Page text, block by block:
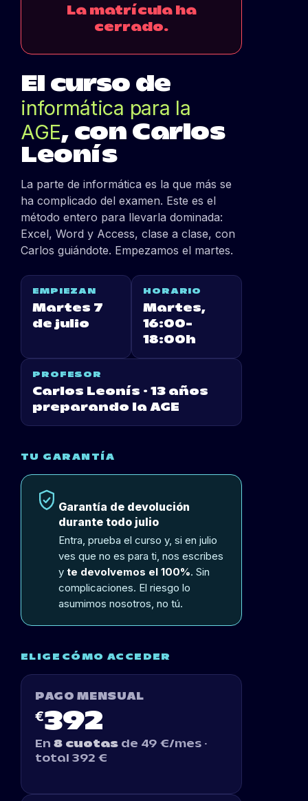
La matrícula ha
cerrado.
El curso de
informática para la
AGE, con Carlos
Leonís
La parte de informática es la que más se
ha complicado del examen. Este es el
método entero para llevarla dominada:
Excel, Word y Access, clase a clase, con
Carlos guiándote. Empezamos el martes.
EMPIEZAN
Martes 7
de julio
HORARIO
Martes,
16:00–
18:00h
PROFESOR
Carlos Leonís · 13 años
preparando la AGE
TU GARANTÍA
Garantía de devolución
durante todo julio
Entra, prueba el curso y, si en julio
ves que no es para ti, nos escribes
y te devolvemos el 100%. Sin
complicaciones. El riesgo lo
asumimos nosotros, no tú.
ELIGE CÓMO ACCEDER
PAGO MENSUAL
€392
En 8 cuotas de 49 €/mes ·
total 392 €